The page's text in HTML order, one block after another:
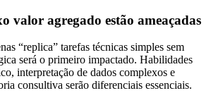
valor agregado estão ameaçadas
“replica” tarefas técnicas simples sem
será o primeiro impactado. Habilidades
interpretação de dados complexos e
consultiva serão diferenciais essenciais.